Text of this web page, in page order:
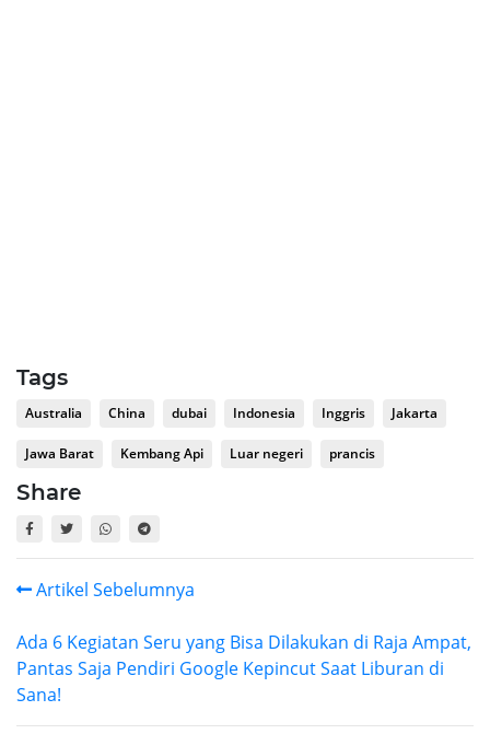
Tags
Australia China dubai Indonesia Inggris Jakarta
Jawa Barat Kembang Api Luar negeri prancis
Share
Artikel Sebelumnya
Ada 6 Kegiatan Seru yang Bisa Dilakukan di Raja Ampat,
Pantas Saja Pendiri Google Kepincut Saat Liburan di
Sana!